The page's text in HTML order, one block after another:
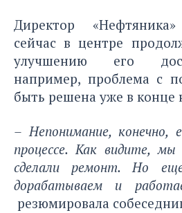
Директор
сейчас в центре
улучшению его
например, проблема с
быть решена уже в конце
– Непонимание,
процессе. Как видите,
сделали ремонт. Но
дорабатываем и
резюмировала